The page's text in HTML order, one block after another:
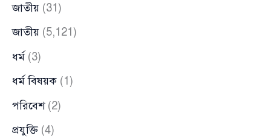
জাতীয় (31)
জাতীয় (5,121)
ধর্ম (3)
ধর্ম বিষয়ক (1)
পরিবেশ(2)
প্রযুক্তি (4)